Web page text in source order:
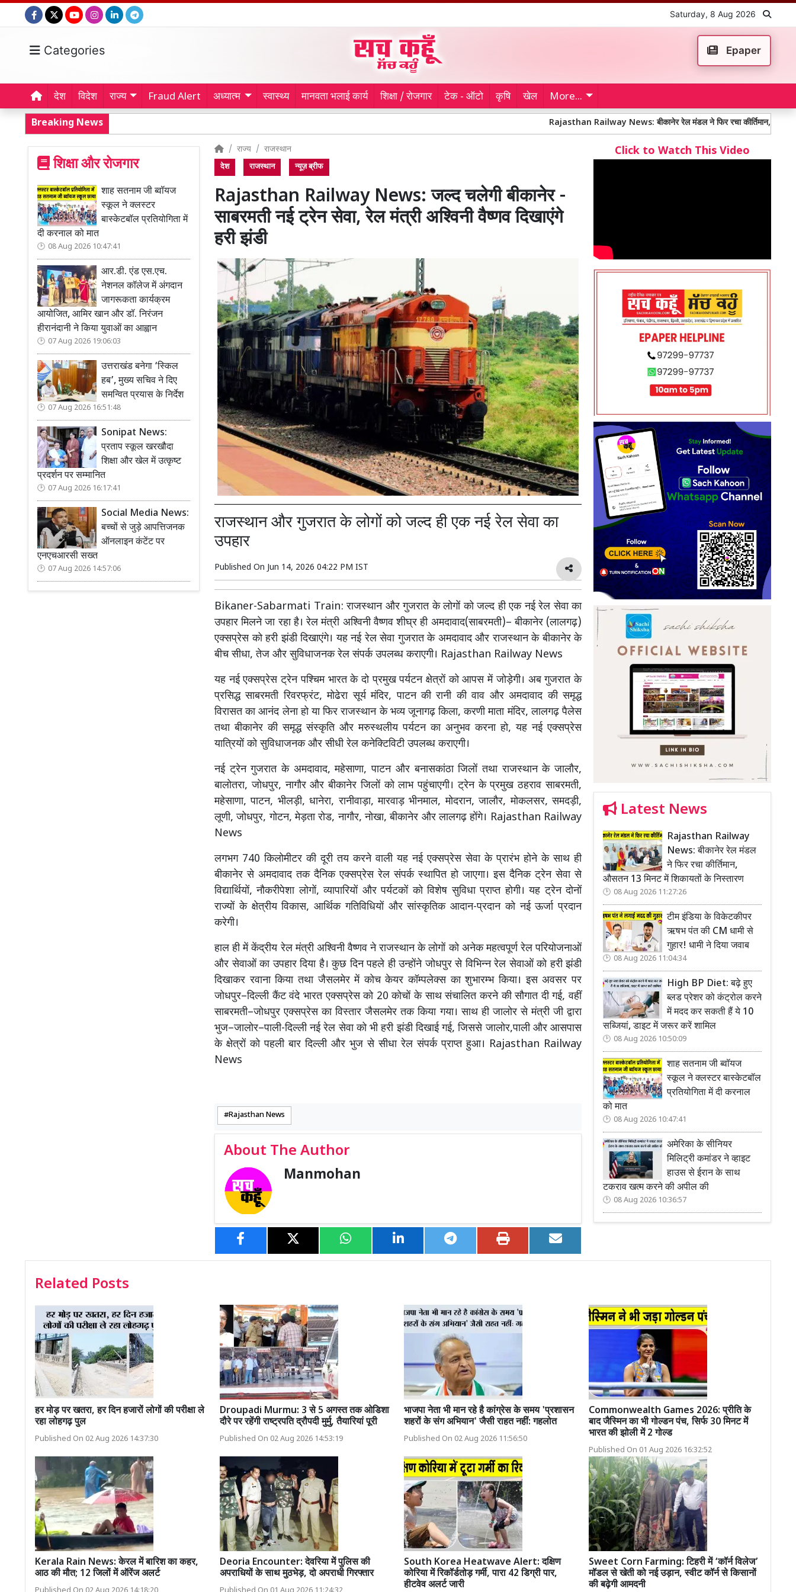
Saturday, 8 Aug 2026
Categories Epaper
देश विदेश राज्य Fraud Alert अध्यात्म स्वास्थ्य मानवता भलाई कार्य शिक्षा / रोजगार टेक - ऑटो कृषि खेल More...
Breaking News Rajasthan Railway News: बीकानेर रेल मंडल ने फिर रचा कीर्तिमान, औसतन 13 मिनट में
शिक्षा और रोजगार
शाह सतनाम जी ब्वॉयज
स्कूल ने क्लस्टर
बास्केटबॉल प्रतियोगिता में
दी करनाल को मात
08 Aug 2026 10:47:41
आर.डी. एंड एस.एच.
नेशनल कॉलेज में अंगदान
जागरूकता कार्यक्रम
आयोजित, आमिर खान और डॉ. निरंजन
हीरानंदानी ने किया युवाओं का आह्वान
07 Aug 2026 19:06:03
उत्तराखंड बनेगा ‘स्किल
हब’, मुख्य सचिव ने दिए
समन्वित प्रयास के निर्देश
07 Aug 2026 16:51:48
Sonipat News:
प्रताप स्कूल खरखौदा
शिक्षा और खेल में उत्कृष्ट
प्रदर्शन पर सम्मानित
07 Aug 2026 16:17:41
Social Media News:
बच्चों से जुड़े आपत्तिजनक
ऑनलाइन कंटेंट पर
एनएचआरसी सख्त
07 Aug 2026 14:57:06
राज्य राजस्थान
देश राजस्थान न्यूज़ ब्रीफ
Rajasthan Railway News: जल्द चलेगी बीकानेर -
साबरमती नई ट्रेन सेवा, रेल मंत्री अश्विनी वैष्णव दिखाएंगे
हरी झंडी
राजस्थान और गुजरात के लोगों को जल्द ही एक नई रेल सेवा का
उपहार
Published On Jun 14, 2026 04:22 PM IST
Bikaner-Sabarmati Train: राजस्थान और गुजरात के लोगों को जल्द ही एक नई रेल सेवा का
उपहार मिलने जा रहा है। रेल मंत्री अश्विनी वैष्णव शीघ्र ही अमदावाद(साबरमती)– बीकानेर (लालगढ़)
एक्सप्रेस को हरी झंडी दिखाएंगे। यह नई रेल सेवा गुजरात के अमदावाद और राजस्थान के बीकानेर के
बीच सीधा, तेज और सुविधाजनक रेल संपर्क उपलब्ध कराएगी। Rajasthan Railway News
यह नई एक्सप्रेस ट्रेन पश्चिम भारत के दो प्रमुख पर्यटन क्षेत्रों को आपस में जोड़ेगी। अब गुजरात के
प्रसिद्ध साबरमती रिवरफ्रंट, मोढेरा सूर्य मंदिर, पाटन की रानी की वाव और अमदावाद की समृद्ध
विरासत का आनंद लेना हो या फिर राजस्थान के भव्य जूनागढ़ किला, करणी माता मंदिर, लालगढ़ पैलेस
तथा बीकानेर की समृद्ध संस्कृति और मरुस्थलीय पर्यटन का अनुभव करना हो, यह नई एक्सप्रेस
यात्रियों को सुविधाजनक और सीधी रेल कनेक्टिविटी उपलब्ध कराएगी।
नई ट्रेन गुजरात के अमदावाद, महेसाणा, पाटन और बनासकांठा जिलों तथा राजस्थान के जालौर,
बालोतरा, जोधपुर, नागौर और बीकानेर जिलों को लाभ पहुंचाएगी। ट्रेन के प्रमुख ठहराव साबरमती,
महेसाणा, पाटन, भीलड़ी, धानेरा, रानीवाड़ा, मारवाड़ भीनमाल, मोदरान, जालौर, मोकलसर, समदड़ी,
लूणी, जोधपुर, गोटन, मेड़ता रोड, नागौर, नोखा, बीकानेर और लालगढ़ होंगे। Rajasthan Railway
News
लगभग 740 किलोमीटर की दूरी तय करने वाली यह नई एक्सप्रेस सेवा के प्रारंभ होने के साथ ही
बीकानेर से अमदावाद तक दैनिक एक्सप्रेस रेल संपर्क स्थापित हो जाएगा। इस दैनिक ट्रेन सेवा से
विद्यार्थियों, नौकरीपेशा लोगों, व्यापारियों और पर्यटकों को विशेष सुविधा प्राप्त होगी। यह ट्रेन दोनों
राज्यों के क्षेत्रीय विकास, आर्थिक गतिविधियों और सांस्कृतिक आदान-प्रदान को नई ऊर्जा प्रदान
करेगी।
हाल ही में केंद्रीय रेल मंत्री अश्विनी वैष्णव ने राजस्थान के लोगों को अनेक महत्वपूर्ण रेल परियोजनाओं
और सेवाओं का उपहार दिया है। कुछ दिन पहले ही उन्होंने जोधपुर से विभिन्न रेल सेवाओं को हरी झंडी
दिखाकर रवाना किया तथा जैसलमेर में कोच केयर कॉम्पलेक्स का शुभारम्भ किया। इस अवसर पर
जोधपुर–दिल्ली कैंट वंदे भारत एक्सप्रेस को 20 कोचों के साथ संचालित करने की सौगात दी गई, वहीं
साबरमती–जोधपुर एक्सप्रेस का विस्तार जैसलमेर तक किया गया। साथ ही जालोर से मंत्री जी द्वारा
भुज–जालोर–पाली-दिल्ली नई रेल सेवा को भी हरी झंडी दिखाई गई, जिससे जालोर,पाली और आसपास
के क्षेत्रों को पहली बार दिल्ली और भुज से सीधा रेल संपर्क प्राप्त हुआ। Rajasthan Railway
News
Rajasthan News
About The Author
Manmohan
Click to Watch This Video
Latest News
Rajasthan Railway
News: बीकानेर रेल मंडल
ने फिर रचा कीर्तिमान,
औसतन 13 मिनट में शिकायतों के निस्तारण
08 Aug 2026 11:27:26
टीम इंडिया के विकेटकीपर
ऋषभ पंत की CM धामी से
गुहार! धामी ने दिया जवाब
08 Aug 2026 11:04:34
High BP Diet: बढ़े हुए
ब्लड प्रेशर को कंट्रोल करने
में मदद कर सकती हैं ये 10
सब्जियां, डाइट में जरूर करें शामिल
08 Aug 2026 10:50:09
शाह सतनाम जी ब्वॉयज
स्कूल ने क्लस्टर बास्केटबॉल
प्रतियोगिता में दी करनाल
को मात
08 Aug 2026 10:47:41
अमेरिका के सीनियर
मिलिट्री कमांडर ने व्हाइट
हाउस से ईरान के साथ
टकराव खत्म करने की अपील की
08 Aug 2026 10:36:57
Related Posts
हर मोड़ पर खतरा, हर दिन हजारों लोगों की परीक्षा ले
रहा लोहगढ़ पुल
Published On 02 Aug 2026 14:37:30
Droupadi Murmu: 3 से 5 अगस्त तक ओडिशा
दौरे पर रहेंगी राष्ट्रपति द्रौपदी मुर्मु, तैयारियां पूरी
Published On 02 Aug 2026 14:53:19
भाजपा नेता भी मान रहे है कांग्रेस के समय 'प्रशासन
शहरों के संग अभियान' जैसी राहत नहीं: गहलोत
Published On 02 Aug 2026 11:56:50
Commonwealth Games 2026: प्रीति के
बाद जैस्मिन का भी गोल्डन पंच, सिर्फ 30 मिनट में
भारत की झोली में 2 गोल्ड
Published On 01 Aug 2026 16:32:52
Kerala Rain News: केरल में बारिश का कहर,
आठ की मौत; 12 जिलों में ऑरेंज अलर्ट
Deoria Encounter: देवरिया में पुलिस की
अपराधियों के साथ मुठभेड़, दो अपराधी गिरफ्तार
South Korea Heatwave Alert: दक्षिण
कोरिया में रिकॉर्डतोड़ गर्मी, पारा 42 डिग्री पार,
हीटवेव अलर्ट जारी
Sweet Corn Farming: टिहरी में ‘कॉर्न विलेज’
मॉडल से खेती को नई उड़ान, स्वीट कॉर्न से किसानों
की बढ़ेगी आमदनी